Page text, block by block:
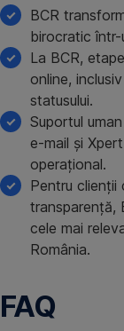
BCR
birocratic
La BCR,
online,
statusului.
Suportul
e-mail și
operațional.
Pentru
transparență,
cele mai
România.
FAQ